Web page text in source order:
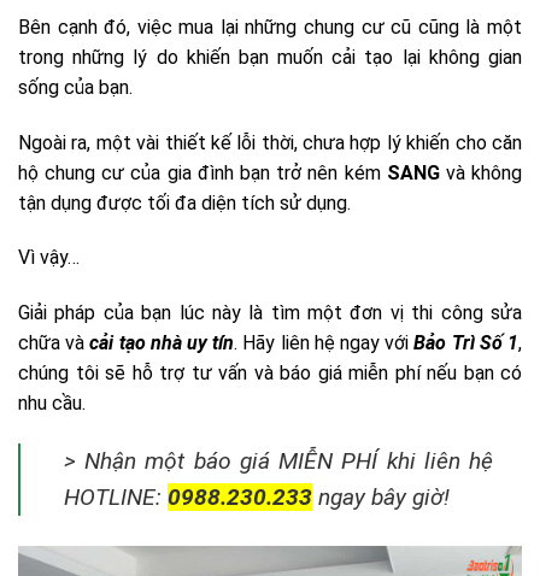
Bên cạnh đó, việc mua lại những chung cư cũ cũng là một
trong những lý do khiến bạn muốn cải tạo lại không gian
sống của bạn.
Ngoài ra, một vài thiết kế lỗi thời, chưa hợp lý khiến cho căn
hộ chung cư của gia đình bạn trở nên kém SANG và không
tận dụng được tối đa diện tích sử dụng.
Vì vậy…
Giải pháp của bạn lúc này là tìm một đơn vị thi công sửa
chữa vàcải tạo nhà uy tín. Hãy liên hệ ngay vớiBảo Trì Số 1,
chúng tôi sẽ hỗ trợ tư vấn và báo giá miễn phí nếu bạn có
nhu cầu.
> Nhận một báo giá MIỄN PHÍ khi liên hệ
HOTLINE: 0988.230.233 ngay bây giờ!